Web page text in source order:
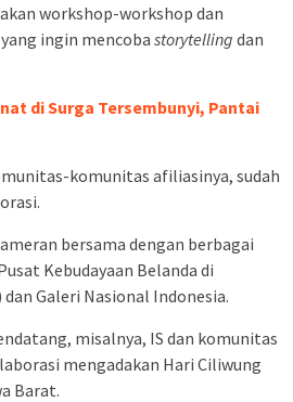
workshop-workshop dan
ingin mencoba storytelling dan
di Surga Tersembunyi, Pantai
komunitas afiliasinya, sudah
bersama dengan berbagai
Kebudayaan Belanda di
Galeri Nasional Indonesia.
misalnya, IS dan komunitas
mengadakan Hari Ciliwung
Barat.